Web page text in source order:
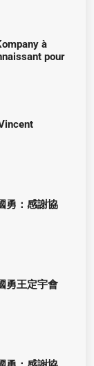
à
pour
勇：感謝協
勇王定宇會